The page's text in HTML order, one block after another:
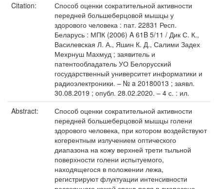
Citation:
Способ оценки сократительной активности
передней большеберцовой мышцы у
здорового человека : пат. 22831 Респ.
Беларусь : МПК (2006) A 61B 5/11 / Дик С. К.,
Василевская Л. А., Яшин К. Д., Салими Задех
Мехрнуш Махмуд ; заявитель и
патентообладатель УО Белорусский
государственный университет информатики и
радиоэлектроники. – № a 20180013 ; заявл.
30.08.2019 ; опубл. 28.02.2020. – 4 с. : ил.
Abstract:
Способ оценки сократительной активности
передней большеберцовой мышцы голени
здорового человека, при котором воздействуют
когерентным излучением оптического
диапазона на кожу верхней трети тыльной
поверхности голени испытуемого,
находящегося в положении лежа,
регистрируют флуктуации интенсивности